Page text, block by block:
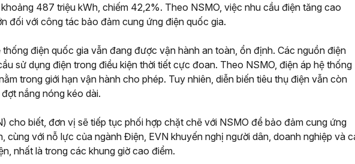
487 triệu kWh, chiếm 42,2%. Theo NSMO, việc nhu cầu điện tăng cao
đối với công tác bảo đảm cung ứng điện quốc gia.
điện quốc gia vẫn đang được vận hành an toàn, ổn định. Các nguồn điện
sử dụng điện trong điều kiện thời tiết cực đoan. Theo NSMO, điện áp hệ thống
trong giới hạn vận hành cho phép. Tuy nhiên, diễn biến tiêu thụ điện vẫn còn
nắng nóng kéo dài.
cho biết, đơn vị sẽ tiếp tục phối hợp chặt chẽ với NSMO để bảo đảm cung ứng
cùng với nỗ lực của ngành Điện, EVN khuyến nghị người dân, doanh nghiệp và
nhất là trong các khung giờ cao điểm.